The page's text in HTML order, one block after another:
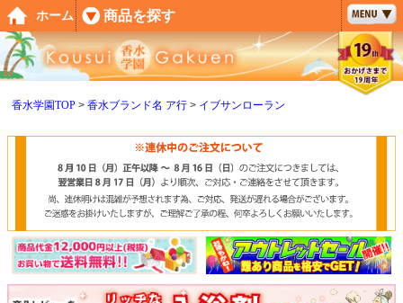
香水学園TOP 香水ブランド名 ア行 イブサンローラン
ペー
ジト
ップ
へ
ホーム 商品を探す